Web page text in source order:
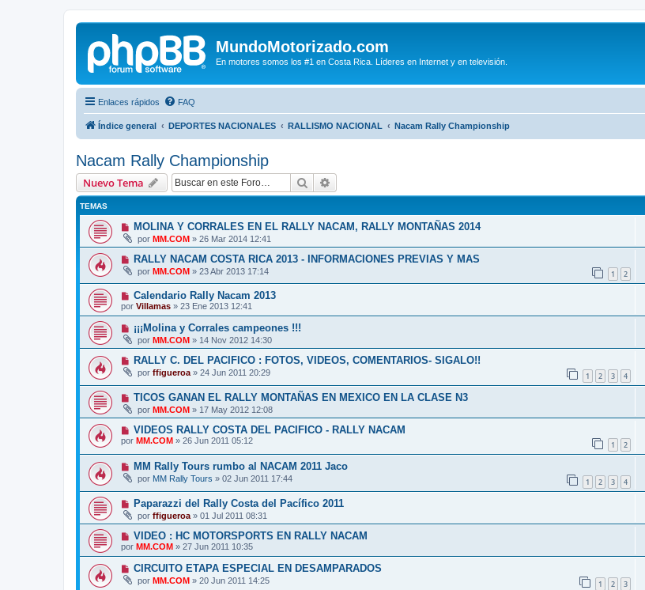
MundoMotorizado.com
En motores somos los #1 en Costa Rica. Líderes en Internet y en televisión.
Enlaces rápidos FAQ
Índice general DEPORTES NACIONALES RALLISMO NACIONAL Nacam Rally Championship
Nacam Rally Championship
Nuevo Tema Buscar
TEMAS
MOLINA Y CORRALES EN EL RALLY NACAM, RALLY MONTAÑAS 2014
por MM.COM » 26 Mar 2014 12:41
RALLY NACAM COSTA RICA 2013 - INFORMACIONES PREVIAS Y MAS
por MM.COM » 23 Abr 2013 17:14 1 2
Calendario Rally Nacam 2013
por Villamas » 23 Ene 2013 12:41
¡¡¡Molina y Corrales campeones !!!
por MM.COM » 14 Nov 2012 14:30
RALLY C. DEL PACIFICO : FOTOS, VIDEOS, COMENTARIOS- SIGALO!!
por ffigueroa » 24 Jun 2011 20:29 1 2 3 4
TICOS GANAN EL RALLY MONTAÑAS EN MEXICO EN LA CLASE N3
por MM.COM » 17 May 2012 12:08
VIDEOS RALLY COSTA DEL PACIFICO - RALLY NACAM
por MM.COM » 26 Jun 2011 05:12 1 2
MM Rally Tours rumbo al NACAM 2011 Jaco
por MM Rally Tours » 02 Jun 2011 17:44 1 2 3 4
Paparazzi del Rally Costa del Pacífico 2011
por ffigueroa » 01 Jul 2011 08:31
VIDEO : HC MOTORSPORTS EN RALLY NACAM
por MM.COM » 27 Jun 2011 10:35
CIRCUITO ETAPA ESPECIAL EN DESAMPARADOS
por MM.COM » 20 Jun 2011 14:25 1 2 3